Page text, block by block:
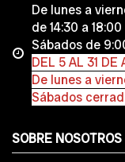
De lunes a
de 14:30 a 18:00
Sábados de
DEL 5 AL 31 DE
De lunes a
Sábados
SOBRE NOSOTROS